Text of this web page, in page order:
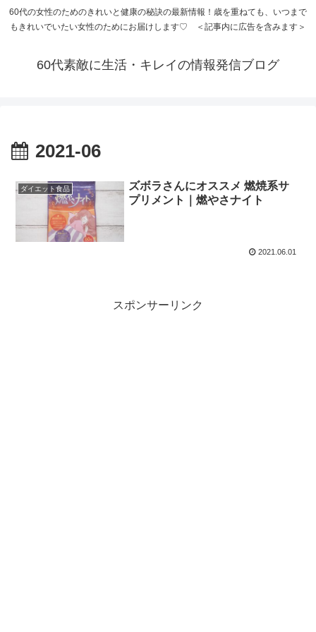
60代の女性のためのきれいと健康の秘訣の最新情報！歳を重ねても、いつまで
もきれいでいたい女性のためにお届けします♡ ＜記事内に広告を含みます＞
60代素敵に生活・キレイの情報発信ブログ
2021-06
ダイエット食品
ズボラさんにオススメ 燃焼系サ
プリメント｜燃やさナイト
2021.06.01
スポンサーリンク